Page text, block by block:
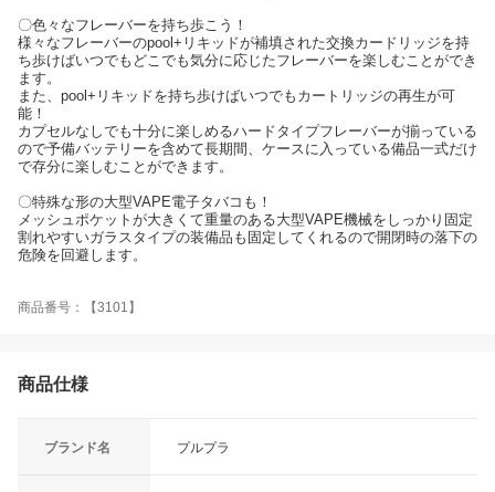
〇色々なフレーバーを持ち歩こう！
様々なフレーバーのpool+リキッドが補填された交換カードリッジを持
ち歩けばいつでもどこでも気分に応じたフレーバーを楽しむことができ
ます。
また、pool+リキッドを持ち歩けばいつでもカートリッジの再生が可
能！
カプセルなしでも十分に楽しめるハードタイプフレーバーが揃っている
ので予備バッテリーを含めて長期間、ケースに入っている備品一式だけ
で存分に楽しむことができます。
〇特殊な形の大型VAPE電子タバコも！
メッシュポケットが大きくて重量のある大型VAPE機械をしっかり固定
割れやすいガラスタイプの装備品も固定してくれるので開閉時の落下の
危険を回避します。
商品番号：【3101】
商品仕様
ブランド名 プルプラ